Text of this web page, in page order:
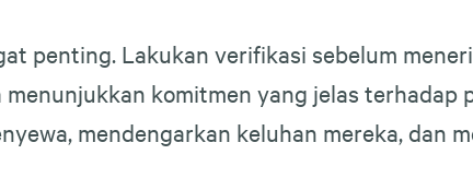
penting. Lakukan verifikasi sebelum
komitmen yang jelas terhadap
mendengarkan keluhan mereka, dan